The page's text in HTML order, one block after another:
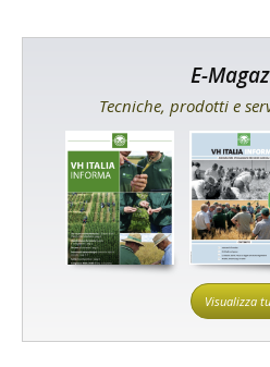
E-
Tecniche, prodotti e
Visualizza